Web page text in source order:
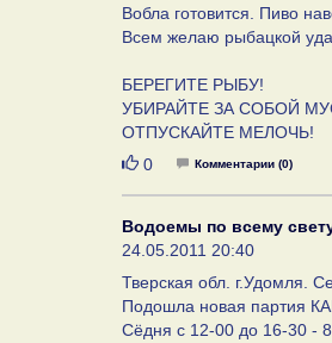
Вобла готовится. Пиво
Всем желаю рыбацкой
БЕРЕГИТЕ РЫБУ!
УБИРАЙТЕ ЗА СОБОЙ
ОТПУСКАЙТЕ МЕЛОЧЬ!
Нравится
0 Комментарии (0)
Водоемы по всему
24.05.2011 20:40
Тверская обл. г.Удомля.
Подошла новая партия
Сёдня с 12-00 до 16-30 -